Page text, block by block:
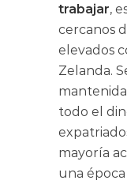
trabajar,
cercanos
elevados
Zelanda.
mantenida
todo el
mayoría
una